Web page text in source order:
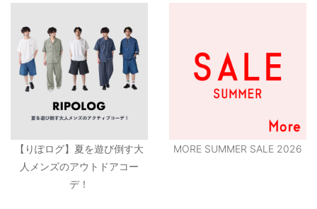
【りぽログ】夏を遊び倒す大
人メンズのアウトドアコー
デ！
MORE SUMMER SALE 2026